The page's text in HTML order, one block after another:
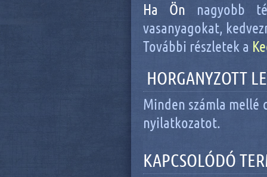
Ha Ön nagyobb
vasanyagokat,
További részletek a
HORGANYZOTT
Minden számla
nyilatkozatot.
KAPCSOLÓDÓ